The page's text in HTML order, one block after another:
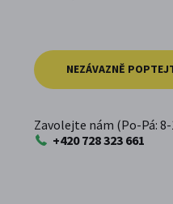
NEZÁVAZNĚ
Zavolejte nám (Po-Pá: 8-
+420 728 323 661